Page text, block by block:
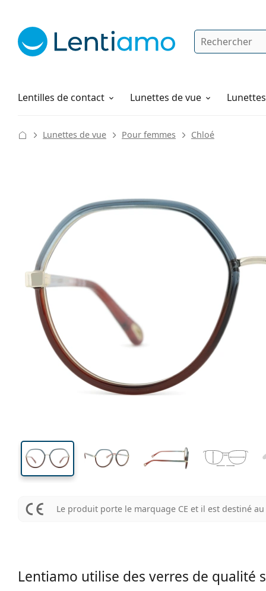
Rechercher
Lentilles de contact
Solutions Lunettes de vue
Comment commander
Lunettes de vue Pour femmes Chloé
50 mm
Largeur des verres Largeur des verres
Largeur
des verres
Le produit porte le marquage CE et il est destiné
Lentiamo utilise des verres de qualité